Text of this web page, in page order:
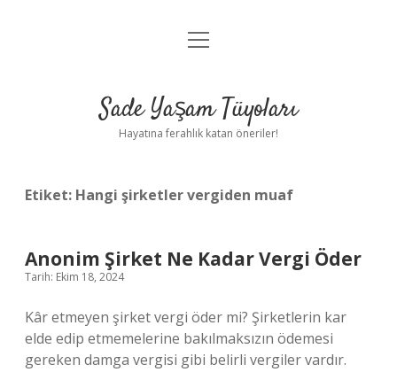
Anasayfa
Yasal Uyarı
menüyü
Sade Yaşam Tüyoları
Hayatına ferahlık katan öneriler!
Etiket: Hangi şirketler vergiden muaf
Anonim Şirket Ne Kadar Vergi Öder
Tarih: Ekim 18, 2024
Kâr etmeyen şirket vergi öder mi? Şirketlerin kar
elde edip etmemelerine bakılmaksızın ödemesi
gereken damga vergisi gibi belirli vergiler vardır.